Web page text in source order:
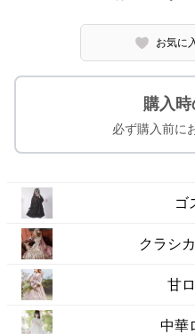
お気に
購入
必ず購入前に
ゴ
クラシ
甘
中華